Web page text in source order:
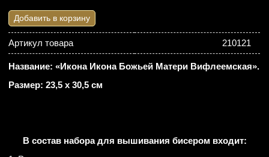
Добавить в корзину
Артикул товара 210121
Название: «Икона Икона Божьей Матери Вифлеемская».
Размер: 23,5 х 30,5 см
В состав набора для вышивания бисером входит: